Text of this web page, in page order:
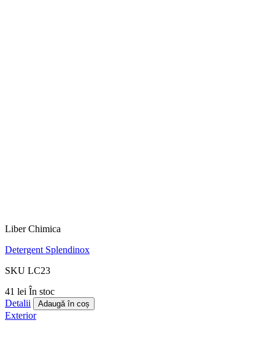
Liber Chimica
Detergent Splendinox
SKU LC23
41 lei În stoc
Detalii
Adaugă în coș
Exterior